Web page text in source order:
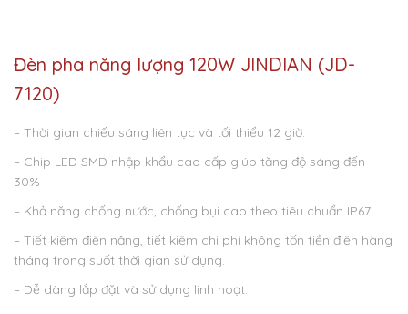
Đèn pha năng lượng 120W JINDIAN (JD-
7120)
– Thời gian chiếu sáng liên tục và tối thiểu 12 giờ.
– Chip LED SMD nhập khẩu cao cấp giúp tăng độ sáng đến
30%
– Khả năng chống nước, chống bụi cao theo tiêu chuẩn IP67.
– Tiết kiệm điện năng, tiết kiệm chi phí không tốn tiền điện hàng
tháng trong suốt thời gian sử dụng.
– Dễ dàng lắp đặt và sử dụng linh hoạt.